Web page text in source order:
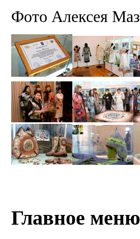
Фото Алексея
Главное меню